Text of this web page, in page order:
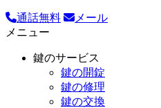
通話無料
メール
メニュー
鍵のサービス
鍵の開錠
鍵の修理
鍵の交換